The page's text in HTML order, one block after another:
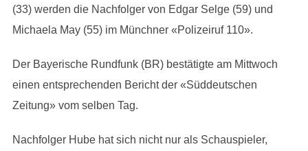
(33) werden die Nachfolger von Edgar Selge (59) und
Michaela May (55) im Münchner «Polizeiruf 110».
Der Bayerische Rundfunk (BR) bestätigte am Mittwoch
einen entsprechenden Bericht der «Süddeutschen
Zeitung» vom selben Tag.
Nachfolger Hube hat sich nicht nur als Schauspieler,